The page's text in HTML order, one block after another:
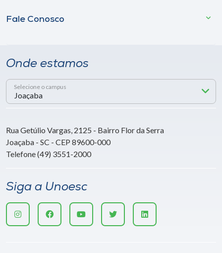
Fale Conosco
Onde estamos
Selecione o campus
Rua Getúlio Vargas, 2125 - Bairro Flor da Serra
Joaçaba - SC - CEP 89600-000
Telefone (49) 3551-2000
Siga a Unoesc